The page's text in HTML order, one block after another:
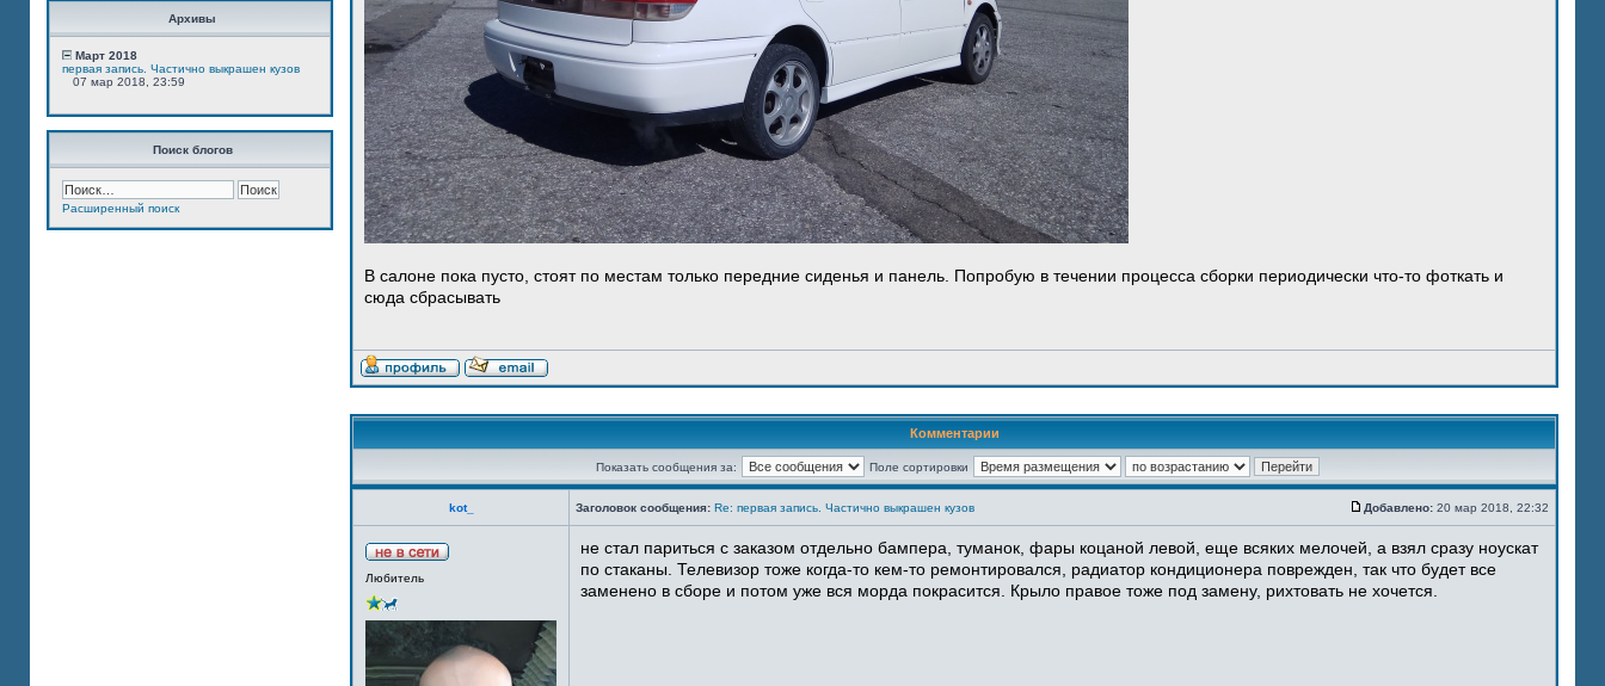
Архивы
Март 2018
первая запись. Частично выкрашен кузов
07 мар 2018, 23:59
Поиск блогов
Расширенный поиск
В салоне пока пусто, стоят по местам только передние сиденья и панель. Попробую в течении процесса сборки периодически что-то фоткать и
сюда сбрасывать
Комментарии
Показать сообщения за: Поле сортировки
kot_ Заголовок сообщения: Re: первая запись. Частично выкрашен кузов Добавлено: 20 мар 2018, 22:32
Любитель
не стал париться с заказом отдельно бампера, туманок, фары коцаной левой, еще всяких мелочей, а взял сразу ноускат
по стаканы. Телевизор тоже когда-то кем-то ремонтировался, радиатор кондиционера поврежден, так что будет все
заменено в сборе и потом уже вся морда покрасится. Крыло правое тоже под замену, рихтовать не хочется.